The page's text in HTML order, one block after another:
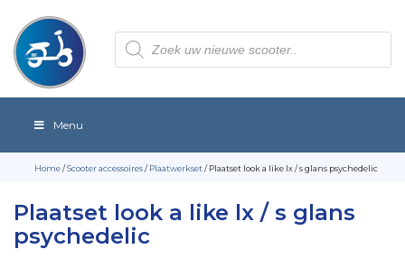
Producten
zoeken
Menu
Home/Scooter accessoires/Plaatwerkset/ Plaatset look a like lx / s glans psychedelic
Plaatset look a like lx / s glans
psychedelic